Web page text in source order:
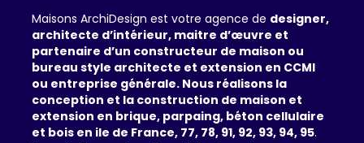
Maisons ArchiDesign est votre agence de designer,
architecte d’intérieur, maitre d’œuvre et
partenaire d’un constructeur de maison ou
bureau style architecte et extension en CCMI
ou entreprise générale. Nous réalisons la
conception et la construction de maison et
extension en brique, parpaing, béton cellulaire
et bois en ile de France, 77, 78, 91, 92, 93, 94, 95.